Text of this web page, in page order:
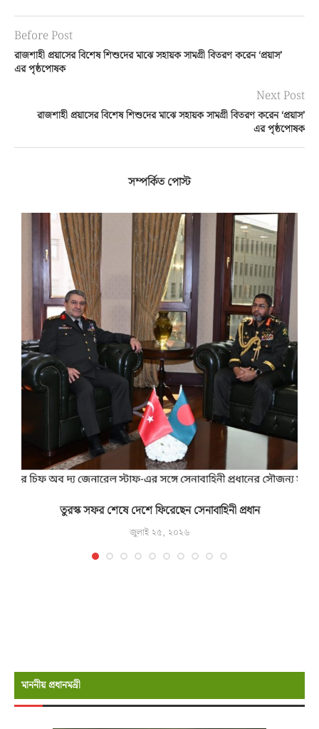
Before Post
রাজশাহী প্রয়াসের বিশেষ শিশুদের মাঝে সহায়ক সামগ্রী বিতরণ করেন ‘প্রয়াস’
এর পৃষ্ঠপোষক
Next Post
রাজশাহী প্রয়াসের বিশেষ শিশুদের মাঝে সহায়ক সামগ্রী বিতরণ করেন ‘প্রয়াস’
এর পৃষ্ঠপোষক
সম্পর্কিত পোস্ট
তুরস্ক সফর শেষে দেশে ফিরেছেন সেনাবাহিনী প্রধান
জুলাই ২৫, ২০২৬
মাননীয় প্রধানমন্রী